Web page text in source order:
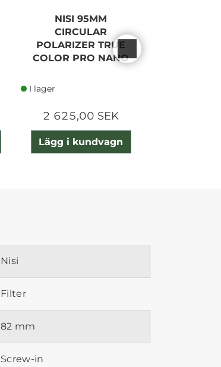
NISI 95MM
CIRCULAR
POLARIZER TRUE
COLOR PRO NANO
I lager
2 625,00 SEK
Lägg i kundvagn
Nisi
Filter
82 mm
Screw-in